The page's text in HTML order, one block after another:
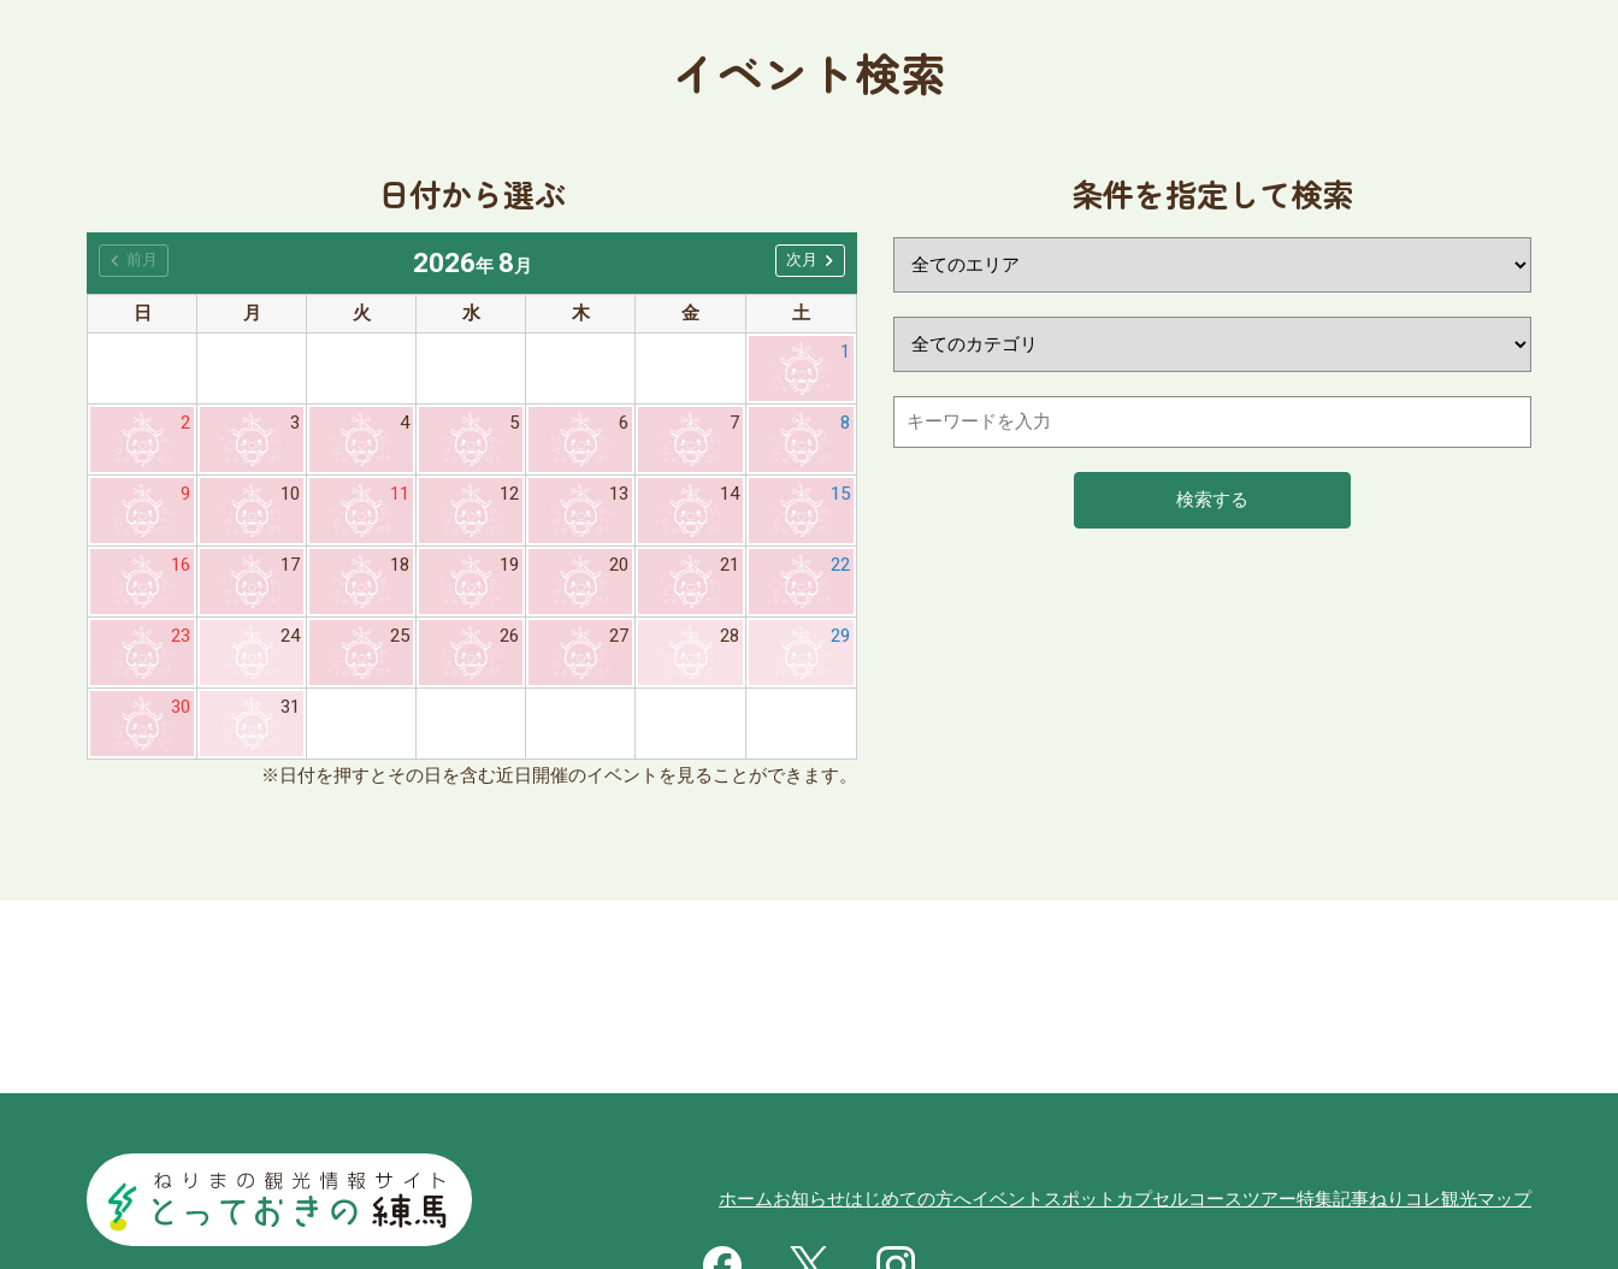
イベント検索
日付から選ぶ
2026年 8月
日
月 火 水 木 金
土
1
2 3 4 5 6 7 8
9 10 11 12 13 14 15
16 17 18 19 20 21 22
23 24 25 26 27 28 29
30 31
※日付を押すとその日を含む近日開催のイベントを見ることができます。
日
月 火 水 木 金
6
15
chevron_left 前月 次月 chevron_right
条件を指定して検索
検索する
ホームお知らせはじめての方へイベントスポットカプセルコースツアー特集記事ねりコレ観光マップ